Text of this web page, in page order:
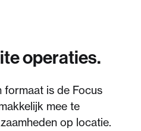
operaties.
formaat is de Focus
mee te
op locatie.